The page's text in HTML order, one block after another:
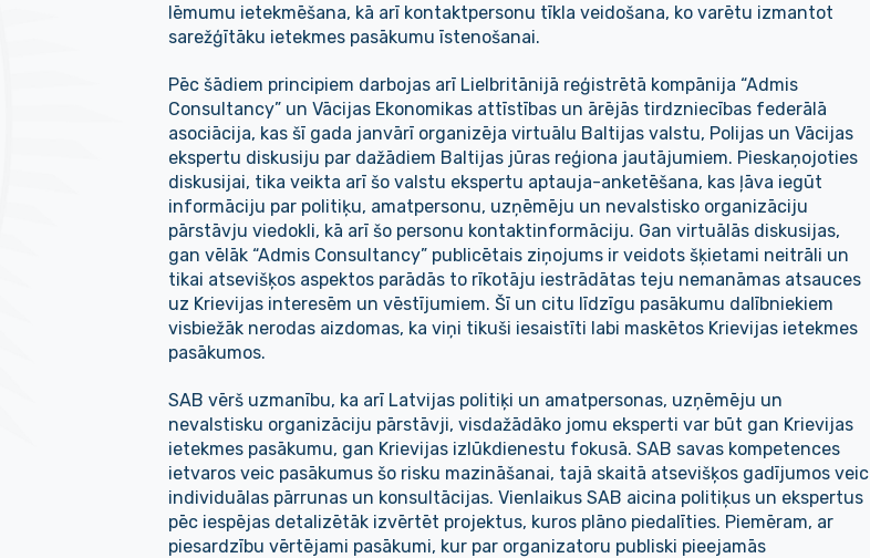
lēmumu ietekmēšana, kā arī kontaktpersonu tīkla veidošana, ko varētu izmantot
sarežģītāku ietekmes pasākumu īstenošanai.
Pēc šādiem principiem darbojas arī Lielbritānijā reģistrētā kompānija “Admis
Consultancy” un Vācijas Ekonomikas attīstības un ārējās tirdzniecības federālā
asociācija, kas šī gada janvārī organizēja virtuālu Baltijas valstu, Polijas un Vācijas
ekspertu diskusiju par dažādiem Baltijas jūras reģiona jautājumiem. Pieskaņojoties
diskusijai, tika veikta arī šo valstu ekspertu aptauja-anketēšana, kas ļāva iegūt
informāciju par politiķu, amatpersonu, uzņēmēju un nevalstisko organizāciju
pārstāvju viedokli, kā arī šo personu kontaktinformāciju. Gan virtuālās diskusijas,
gan vēlāk “Admis Consultancy” publicētais ziņojums ir veidots šķietami neitrāli un
tikai atsevišķos aspektos parādās to rīkotāju iestrādātas teju nemanāmas atsauces
uz Krievijas interesēm un vēstījumiem. Šī un citu līdzīgu pasākumu dalībniekiem
visbiežāk nerodas aizdomas, ka viņi tikuši iesaistīti labi maskētos Krievijas ietekmes
pasākumos.
SAB vērš uzmanību, ka arī Latvijas politiķi un amatpersonas, uzņēmēju un
nevalstisku organizāciju pārstāvji, visdažādāko jomu eksperti var būt gan Krievijas
ietekmes pasākumu, gan Krievijas izlūkdienestu fokusā. SAB savas kompetences
ietvaros veic pasākumus šo risku mazināšanai, tajā skaitā atsevišķos gadījumos veic
individuālas pārrunas un konsultācijas. Vienlaikus SAB aicina politiķus un ekspertus
pēc iespējas detalizētāk izvērtēt projektus, kuros plāno piedalīties. Piemēram, ar
piesardzību vērtējami pasākumi, kur par organizatoru publiski pieejamās